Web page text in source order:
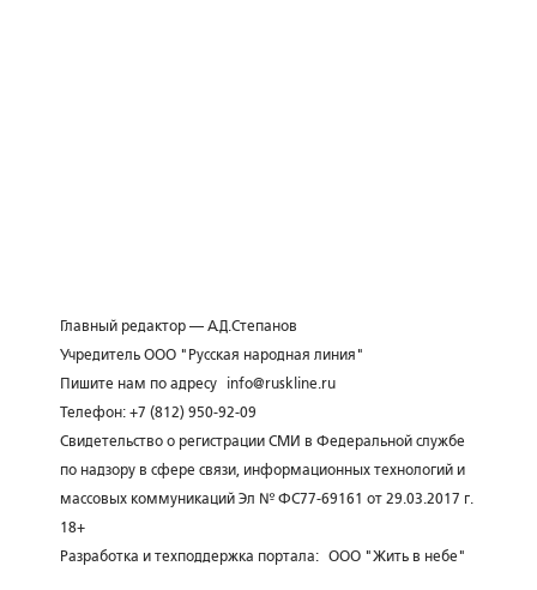
Главный редактор — А.Д.Степанов
Учредитель ООО "Русская народная линия"
Пишите нам по адресу
info@ruskline.ru
Телефон: +7 (812) 950-92-09
Свидетельство о регистрации СМИ в Федеральной службе
по надзору в сфере связи, информационных технологий и
массовых коммуникаций Эл № ФС77-69161 от 29.03.2017 г.
18+
Разработка и техподдержка портала: ООО "Жить в небе"